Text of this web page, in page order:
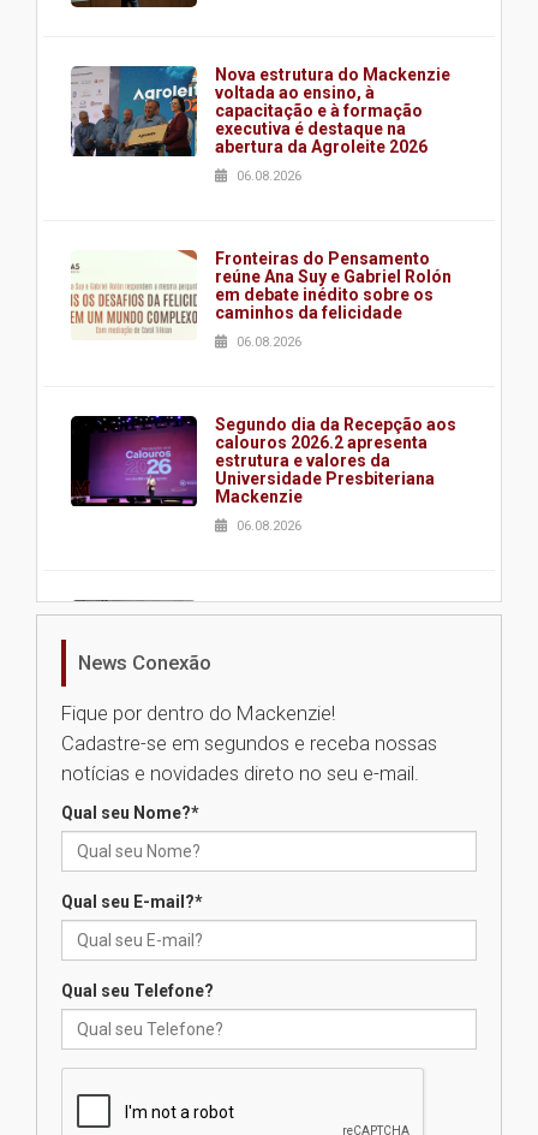
Nova estrutura do Mackenzie
voltada ao ensino, à
capacitação e à formação
executiva é destaque na
abertura da Agroleite 2026
06.08.2026
Fronteiras do Pensamento
reúne Ana Suy e Gabriel Rolón
em debate inédito sobre os
caminhos da felicidade
06.08.2026
Segundo dia da Recepção aos
calouros 2026.2 apresenta
estrutura e valores da
Universidade Presbiteriana
Mackenzie
06.08.2026
Nova apresentação do Centro
Universidade Mackenzie
realizará nova edição da Feira
das novas tecnologias em
calouros do segundo semestre
04.08.2026
News Conexão
Fique por dentro do Mackenzie!
Cadastre-se em segundos e receba nossas
notícias e novidades direto no seu e-mail.
Qual seu Nome?*
Qual seu E-mail?*
Qual seu Telefone?